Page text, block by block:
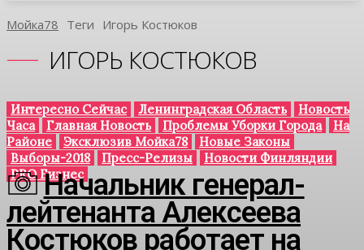
Мойка78 Теги Игорь Костюков
ИГОРЬ КОСТЮКОВ
Интересно Сейчас Ленинградская Область
Новость
Часа
Главная Новость Проблемы Уборки Города
На
Районе
Эксклюзив Мойка78
Новые Законы
Выборы-2018
Пресс-Релизы
Новости Финляндии
PRO Бизнес
Начальник генерал-
лейтенанта Алексеева
Костюков работает на